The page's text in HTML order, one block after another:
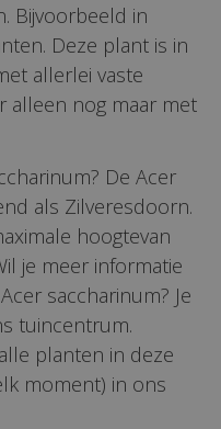
Bijvoorbeeld in
Deze plant is in
allerlei vaste
alleen nog maar met
De Acer
als Zilveresdoorn.
hoogtevan
je meer informatie
saccharinum? Je
tuincentrum.
planten in deze
moment) in ons